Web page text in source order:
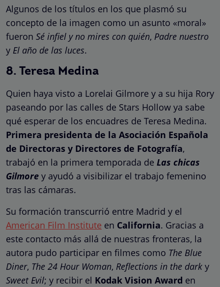
Algunos de los títulos en los que plasmó su
concepto de la imagen como un asunto «moral»
fueron Sé infiel y no mires con quién, Padre nuestro
y El año de las luces.
8. Teresa Medina
Quien haya visto a Lorelai Gilmore y a su hija Rory
paseando por las calles de Stars Hollow ya sabe
qué esperar de los encuadres de Teresa Medina.
Primera presidenta de la Asociación Española
de Directoras y Directores de Fotografía,
trabajó en la primera temporada de Las chicas
Gilmore y ayudó a visibilizar el trabajo femenino
tras las cámaras.
Su formación transcurrió entre Madrid y el
American Film Institute en California. Gracias a
este contacto más allá de nuestras fronteras, la
autora pudo participar en filmes como The Blue
Diner, The 24 Hour Woman, Reflections in the dark y
Sweet Evil; y recibir el Kodak Vision Award en